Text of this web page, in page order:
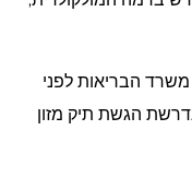
משרד הבריאות לפני
הגשת תיק מזון